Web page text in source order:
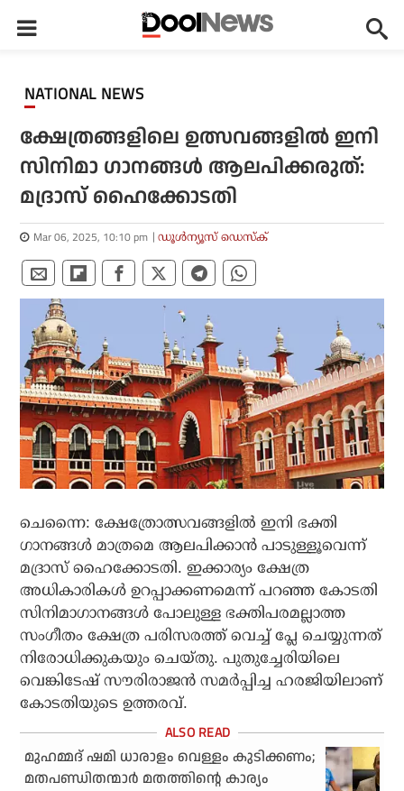
NATIONAL NEWS
ക്ഷേത്രങ്ങളിലെ ഉത്സവങ്ങളില്‍ ഇനി
സിനിമാ ഗാനങ്ങള്‍ ആലപിക്കരുത്:
മദ്രാസ് ഹൈക്കോടതി
Mar 06, 2025, 10:10 pm ഡൂള്‍ന്യൂസ് ഡെസ്‌ക്
ചെന്നൈ: ക്ഷേത്രോത്സവങ്ങളില്‍ ഇനി ഭക്തി
ഗാനങ്ങള്‍ മാത്രമെ ആലപിക്കാന്‍ പാടുള്ളൂവെന്ന്
മദ്രാസ് ഹൈക്കോടതി. ഇക്കാര്യം ക്ഷേത്ര
അധികാരികള്‍ ഉറപ്പാക്കണമെന്ന് പറഞ്ഞ കോടതി
സിനിമാഗാനങ്ങള്‍ പോലുള്ള ഭക്തിപരമല്ലാത്ത
സംഗീതം ക്ഷേത്ര പരിസരത്ത് വെച്ച് പ്ലേ ചെയ്യുന്നത്
നിരോധിക്കുകയും ചെയ്തു. പുതുച്ചേരിയിലെ
വെങ്കിടേഷ് സൗരിരാജന്‍ സമര്‍പ്പിച്ച ഹരജിയിലാണ്
കോടതിയുടെ ഉത്തരവ്.
മുഹമ്മദ് ഷമി ധാരാളം വെള്ളം കുടിക്കണം;
മതപണ്ഡിതന്മാര്‍ മതത്തിന്റെ കാര്യം